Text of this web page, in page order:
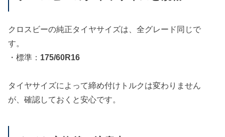
クロスビーの純正タイヤサイズは、全グレード同じで
す。
・標準： 175/60R16
タイヤサイズによって締め付けトルクは変わりません
が、確認しておくと安心です。